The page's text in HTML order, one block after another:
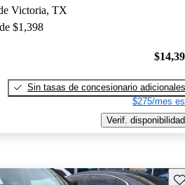
Victoria, TX
$1,398
Sin tasas de concesionario adicionales
$275/mes
Verif. disponibilidad